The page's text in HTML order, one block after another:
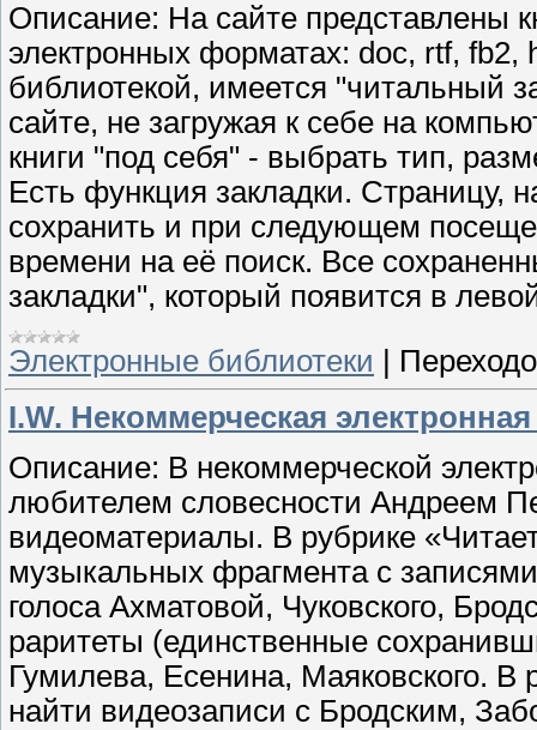
Описание: На сайте представлены
электронных форматах: doc, rtf, fb2,
библиотекой, имеется "читальный
сайте, не загружая к себе на
книги "под себя" - выбрать тип,
Есть функция закладки. Страницу,
сохранить и при следующем
времени на её поиск. Все
закладки", который появится в
Электронные библиотеки
I.W. Некоммерческая
Описание: В некоммерческой
любителем словесности Андреем
видеоматериалы. В рубрике
музыкальных фрагмента с
голоса Ахматовой, Чуковского,
раритеты (единственные
Гумилева, Есенина, Маяковского.
найти видеозаписи с Бродским,